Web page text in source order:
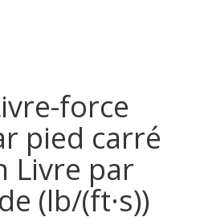
force
pied carré
Livre par
(lb/(ft·s))